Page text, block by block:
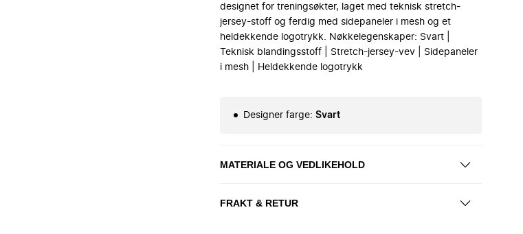
designet for treningsøkter, laget med teknisk stretch-
jersey-stoff og ferdig med sidepaneler i mesh og et
heldekkende logotrykk. Nøkkelegenskaper: Svart |
Teknisk blandingsstoff | Stretch-jersey-vev | Sidepaneler
i mesh | Heldekkende logotrykk
Designer farge: Svart
MATERIALE OG VEDLIKEHOLD
FRAKT & RETUR